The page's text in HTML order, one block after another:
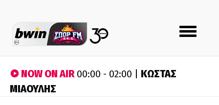
Toggle
navigation
NOW ON AIR00:00 - 02:00 | ΚΩΣΤΑΣ
ΜΙΑΟΥΛΗΣ